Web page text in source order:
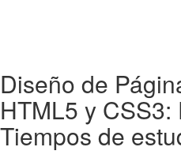
Diseño de
HTML5 y
Tiempos de